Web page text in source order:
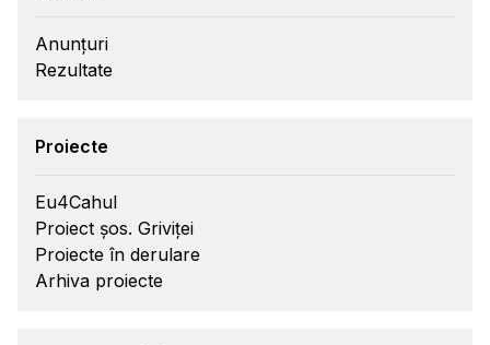
Anunțuri
Rezultate
Proiecte
Eu4Cahul
Proiect șos. Griviței
Proiecte în derulare
Arhiva proiecte